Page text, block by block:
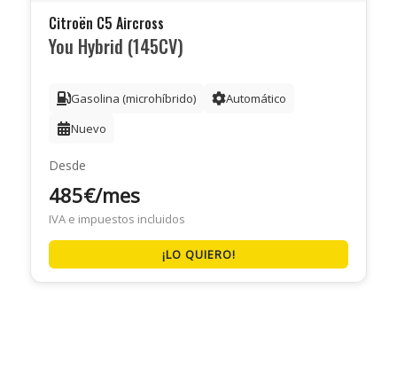
Citroën C5 Aircross
You Hybrid (145CV)
Gasolina (microhíbrido)
Automático
Nuevo
Desde
485€/mes
IVA e impuestos incluidos
¡LO QUIERO!